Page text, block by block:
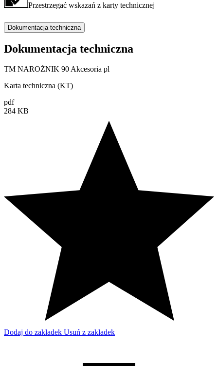
Przestrzegać wskazań z karty technicznej
Dokumentacja techniczna
Dokumentacja techniczna
TM NAROŻNIK 90 Akcesoria pl
Karta techniczna (KT)
pdf
284 KB
Dodaj do zakładek Usuń z zakładek